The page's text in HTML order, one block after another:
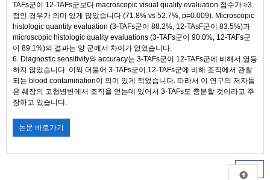
TAFs군이 12-TAFs군보다 macroscopic visual quality evaluation 점수가 ≥3
점인 경우가 의미 있게 많았습니다 (71.8% vs 52.7%, p=0.009). Microscopic
histologic quantity evaluation (3-TAFs군이 88.2%, 12-TAsF군이 83.5%)과
microscopic histologic quality evaluations (3-TAFs군이 90.0%, 12-TAFs군
이 89.1%)의 결과는 양 군에서 차이가 없었습니다.
6. Diagnostic sensitivity와 accuracy는 3-TAFs군이 12-TAFs군에 비해서 열등
하지 않았습니다. 이와 더불어 3-TAFs군이 12-TAFs군에 비해 조직에서 관찰
되는 blood contamination이 의미 있게 적었습니다. 따라서 이 연구의 저자들
은 췌장의 고형병변에서 조직을 얻는데 있어서 3-TAFs도 충분할 것이라고 주
장하고 있습니다.
논문 바로가기
목록